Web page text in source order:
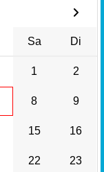
Sa Di
1 2
8 9
15 16
22 23